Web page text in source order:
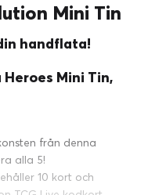
Mini Tin
handflata!
Heroes Mini Tin,
från denna
alla 5!
10 kort och